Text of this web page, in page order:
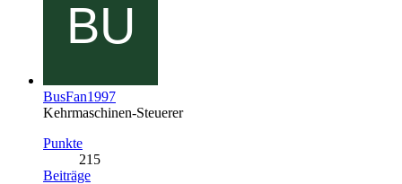
BusFan1997
Kehrmaschinen-Steuerer
Punkte
215
Beiträge